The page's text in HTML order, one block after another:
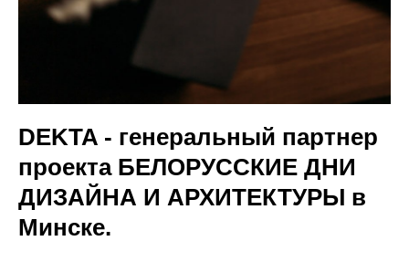
DEKTA - генеральный партнер
проекта БЕЛОРУССКИЕ ДНИ
ДИЗАЙНА И АРХИТЕКТУРЫ в
Минске.